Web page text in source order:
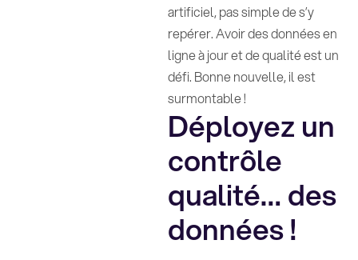
artificiel, pas simple de s’y
repérer. Avoir des données en
ligne à jour et de qualité est un
défi. Bonne nouvelle, il est
surmontable !
Déployez un
contrôle
qualité… des
données !